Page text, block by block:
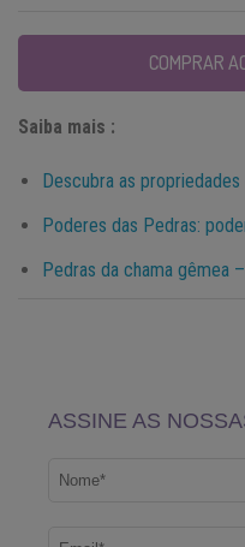
COMPRAR
Saiba mais :
Descubra as propriedades
Poderes das Pedras:
Pedras da chama gêmea